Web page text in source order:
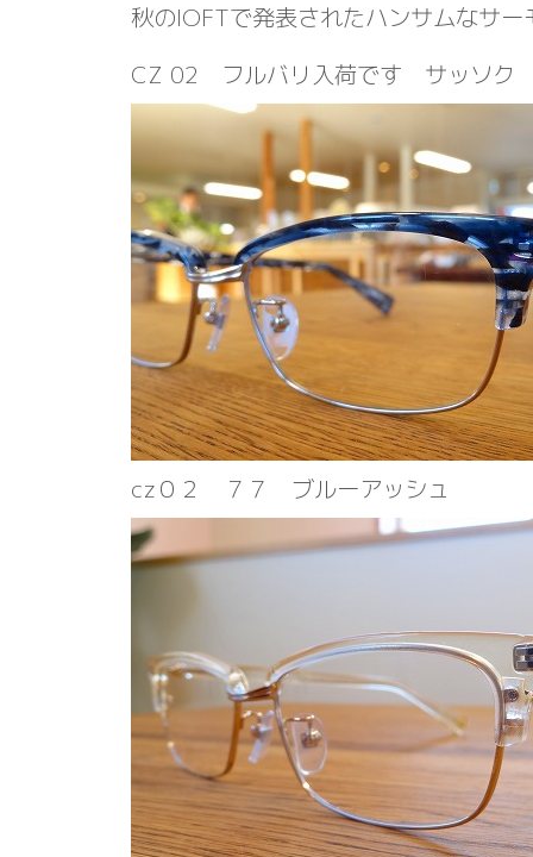
秋のIOFTで発表されたハンサムなサ
CZ 02 フルバリ入荷です サッソク
cz０２ ７７ ブルーアッシュ